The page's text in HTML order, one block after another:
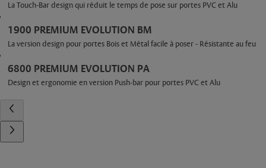
La Touch-Bar design qui réduit le temps de pose sur portes PVC et Alu
1900 PREMIUM EVOLUTION BM
La version design pour portes Bois et Métal facile à poser - Résistante au feu
6800 PREMIUM EVOLUTION PA
Design et ergonomie en version Push-bar pour portes PVC et Alu